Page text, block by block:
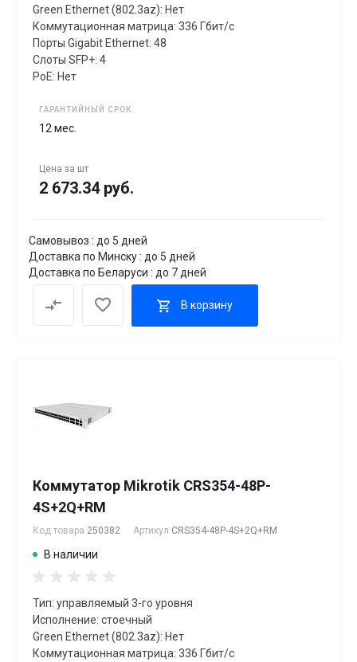
Green Ethernet (802.3az): Нет
Коммутационная матрица: 336 Гбит/с
Порты Gigabit Ethernet: 48
Слоты SFP+: 4
PoE: Нет
ГАРАНТИЙНЫЙ СРОК
12 мес.
Цена за шт
2 673.34 руб.
Самовывоз : до 5 дней
Доставка по Минску : до 5 дней
Доставка по Беларуси : до 7 дней
В корзину
Коммутатор Mikrotik CRS354-48P-
4S+2Q+RM
Код товара 250382 Артикул CRS354-48P-4S+2Q+RM
В наличии
Тип: управляемый 3-го уровня
Исполнение: стоечный
Green Ethernet (802.3az): Нет
Коммутационная матрица: 336 Гбит/с